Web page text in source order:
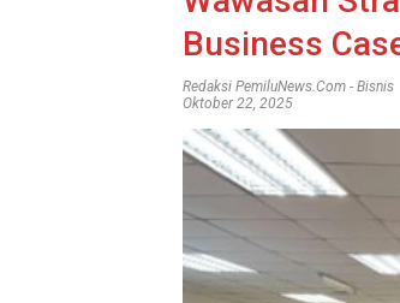
Business
Redaksi PemiluNews.com - Bisnis
Oktober 22, 2025